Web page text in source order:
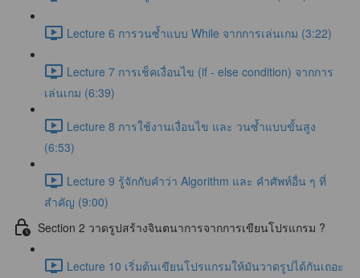
Lecture 6 การวนซ้ำแบบ While จากการเล่นเกม (3:22)
Lecture 7 การเช็คเงื่อนไข (if - else condition) จากการ
เล่นเกม (6:39)
Lecture 8 การใช้งานเงื่อนไข และ วนซ้ำแบบขั้นสูง
(6:53)
Lecture 9 รู้จักกับคำว่า Algorithm และ คำศัพท์อื่น ๆ ที่
สำคัญ (9:00)
Section 2 วาดรูปสร้างจินตนาการจากการเขียนโปรแกรม ?
Lecture 10 เริ่มต้นเขียนโปรแกรมให้มันวาดรูปได้กันเถอะ